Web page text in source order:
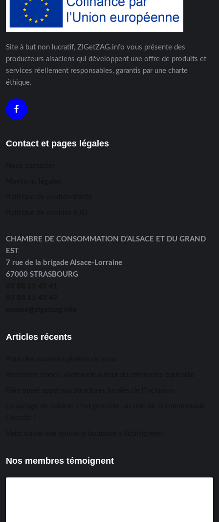
Site à but non lucratif, ZIGetZAG.info vous présente des
producteurs alsaciens qui développent une offre de produits et
services réellement responsables, garantis par une charte
éthique.
Contact et pages légales
CHAMBRE DE CONSOMMATION D’ALSACE ET DU GRAND
EST
7 rue de la brigade Alsace-Lorraine
67000 STRASBOURG
Articles récents
Nos membres témoignent